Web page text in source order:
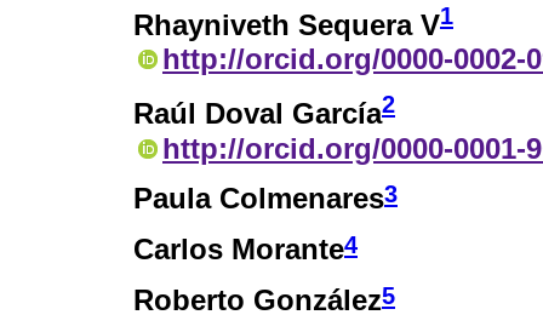
Rhayniveth Sequera V1
http://orcid.org/0000-0002-
Raúl Doval García2
http://orcid.org/0000-0001-
Paula Colmenares3
Carlos Morante4
Roberto González5